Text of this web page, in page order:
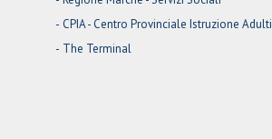
CPIA - Centro Provinciale Istruzione Adulti
The Terminal